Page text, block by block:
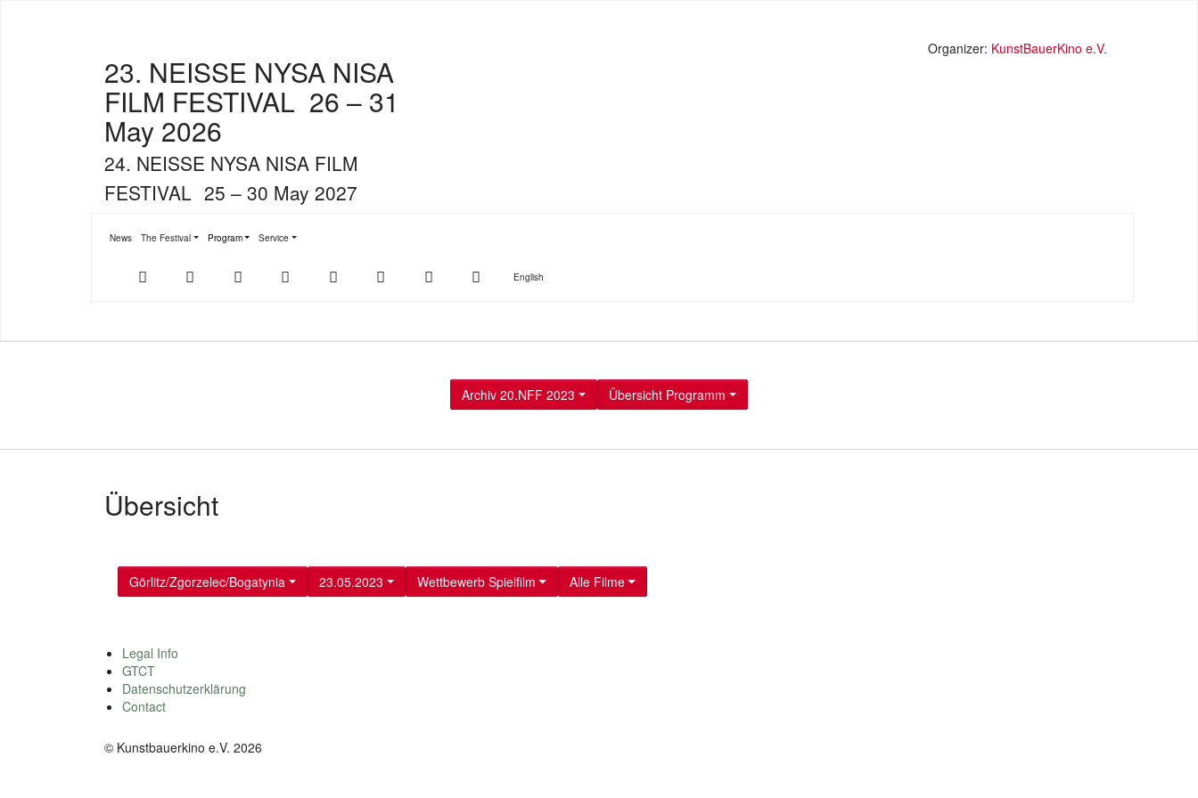
23. NEISSE NYSA NISA
FILM FESTIVAL 26 – 31
May 2026
24. NEISSE NYSA NISA FILM
FESTIVAL 25 – 30 May 2027
Organizer: KunstBauerKino e.V.
News The Festival
Submenu for "The Festival"
Program
Submenu for "Program"
Service
Submenu for "Service"
Store
Play
Youtube Facebook Twitter Instagram SucheEnglish
Archiv 20.NFF 2023 Übersicht Programm
Übersicht
Görlitz/Zgorzelec/Bogatynia 23.05.2023 Wettbewerb Spielfilm Alle Filme
Legal Info
GTCT
Datenschutzerklärung
Contact
© Kunstbauerkino e.V. 2026